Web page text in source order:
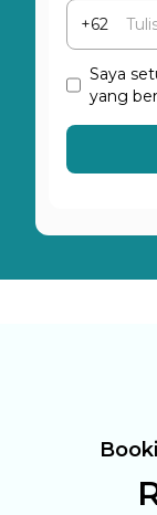
+62
Saya
yang